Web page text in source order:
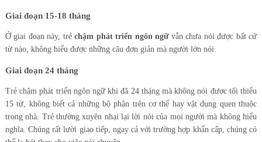
Giai đoạn 15-18 tháng
Ở giai đoạn này, trẻchậm phát triển ngôn ngữvẫn chưa nói được bất cứ
từ nào, không hiểu được những câu đơn giản mà người lớn nói.
Giai đoạn 24 tháng
Trẻ chậm phát triển ngôn ngữ khi đã 24 tháng mà không nói được tối thiểu
15 từ, không biết cả những bộ phận trên cơ thể hay vật dụng quen thuộc
trong nhà. Trẻ thường xuyên nhại lại lời nói của mọi người mà không hiểu
nghĩa. Chúng rất lười giao tiếp, ngay cả với trường hợp khẩn cấp, chúng có